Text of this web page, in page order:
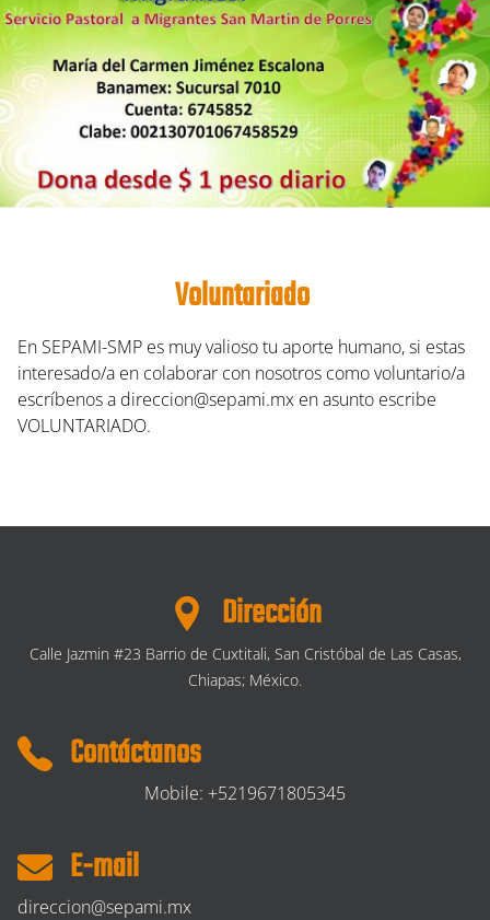
Voluntariado
En SEPAMI-SMP es muy valioso tu aporte humano, si estas
interesado/a en colaborar con nosotros como voluntario/a
escríbenos a direccion@sepami.mx en asunto escribe
VOLUNTARIADO.
Dirección
Calle Jazmin #23 Barrio de Cuxtitali, San Cristóbal de Las Casas,
Chiapas; México.
Contáctanos
Mobile: +5219671805345
E-mail
direccion@sepami.mx